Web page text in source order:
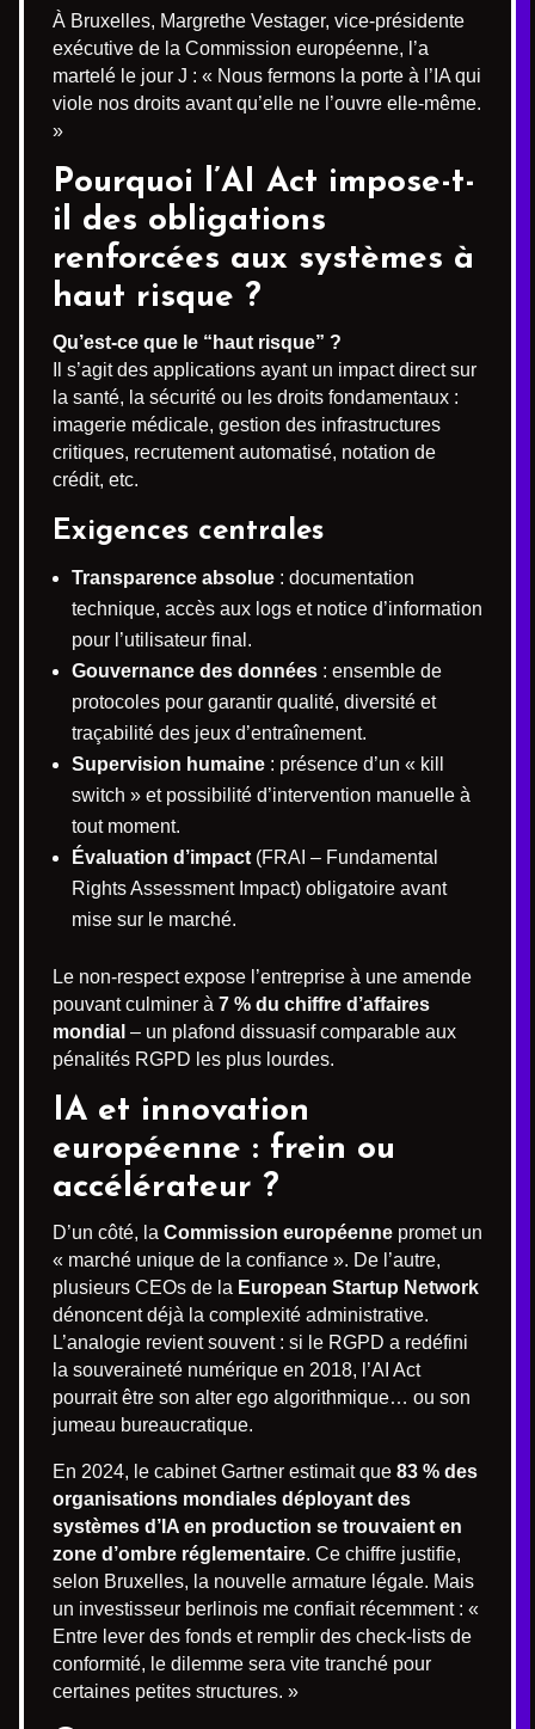
À Bruxelles, Margrethe Vestager, vice-présidente
exécutive de la Commission européenne, l’a
martelé le jour J : « Nous fermons la porte à l’IA qui
viole nos droits avant qu’elle ne l’ouvre elle-même.
»
Pourquoi l’AI Act impose-t-
il des obligations
renforcées aux systèmes à
haut risque ?
Qu’est-ce que le “haut risque” ?
Il s’agit des applications ayant un impact direct sur
la santé, la sécurité ou les droits fondamentaux :
imagerie médicale, gestion des infrastructures
critiques, recrutement automatisé, notation de
crédit, etc.
Exigences centrales
Transparence absolue : documentation
technique, accès aux logs et notice d’information
pour l’utilisateur final.
Gouvernance des données : ensemble de
protocoles pour garantir qualité, diversité et
traçabilité des jeux d’entraînement.
Supervision humaine : présence d’un « kill
switch » et possibilité d’intervention manuelle à
tout moment.
Évaluation d’impact (FRAI – Fundamental
Rights Assessment Impact) obligatoire avant
mise sur le marché.
Le non-respect expose l’entreprise à une amende
pouvant cul­miner à 7 % du chiffre d’affaires
mondial – un plafond dissuasif comparable aux
pénalités RGPD les plus lourdes.
IA et innovation
européenne : frein ou
accélérateur ?
D’un côté, la Commission européenne promet un
« marché unique de la confiance ». De l’autre,
plusieurs CEOs de la European Startup Network
dénoncent déjà la complexité administrative.
L’analogie revient souvent : si le RGPD a redéfini
la souveraineté numérique en 2018, l’AI Act
pourrait être son alter ego algorithmique… ou son
jumeau bureaucratique.
En 2024, le cabinet Gartner estimait que 83 % des
organisations mondiales déployant des
systèmes d’IA en production se trouvaient en
zone d’ombre réglementaire. Ce chiffre justifie,
selon Bruxelles, la nouvelle armature légale. Mais
un investisseur berlinois me confiait récemment : «
Entre lever des fonds et remplir des check-lists de
conformité, le dilemme sera vite tranché pour
certaines petites structures. »